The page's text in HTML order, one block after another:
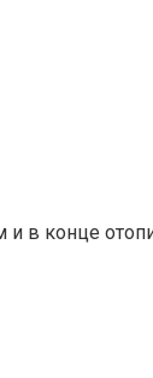
в конце